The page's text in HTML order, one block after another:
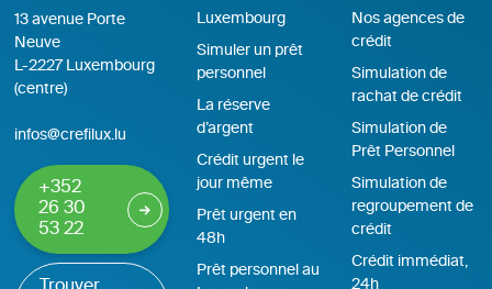
13 avenue Porte
Neuve
L-2227 Luxembourg
(centre)
infos@crefilux.lu
+352
26 30
53 22
Luxembourg
Simuler un prêt
personnel
La réserve
d’argent
Crédit urgent le
jour même
Prêt urgent en
48h
Prêt personnel au
Nos agences de
crédit
Simulation de
rachat de crédit
Simulation de
Prêt Personnel
Simulation de
regroupement de
crédit
Crédit immédiat,